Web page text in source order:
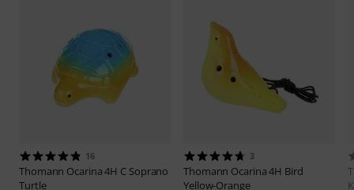
16
Thomann Ocarina 4H C Soprano
Turtle
3
Thomann Ocarina 4H Bird
Yellow-Orange